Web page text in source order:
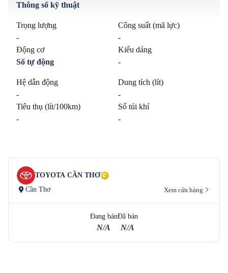
Thông số kỹ thuật
Trọng lượng
-
Động cơ
Số tự động
Công suất (mã lực)
-
Kiểu dáng
-
Hệ dẫn động
-
Tiêu thụ (lít/100km)
-
Dung tích (lít)
-
Số túi khí
-
TOYOTA CẦN THƠ
Cần Thơ
Xem cửa hàng
Đang bán
N/A
Đã bán
N/A